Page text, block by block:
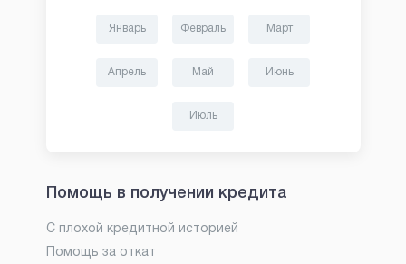
Январь Февраль Март
Апрель Май Июнь
Июль
Помощь в получении кредита
С плохой кредитной историей
Помощь за откат